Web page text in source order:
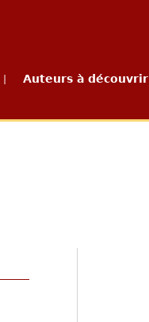
Auteurs à découvrir